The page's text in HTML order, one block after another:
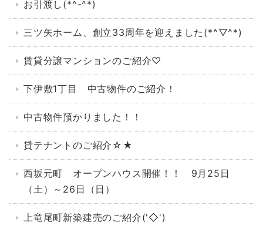
お引渡し(*^-^*)
三ツ矢ホーム、創立33周年を迎えました(*^▽^*)
賃貸分譲マンションのご紹介♡
下伊敷1丁目 中古物件のご紹介！
中古物件預かりました！！
貸テナントのご紹介☆★
西坂元町 オープンハウス開催！！ 9月25日
（土）～26日（日）
上竜尾町新築建売のご紹介('◇')ゞ